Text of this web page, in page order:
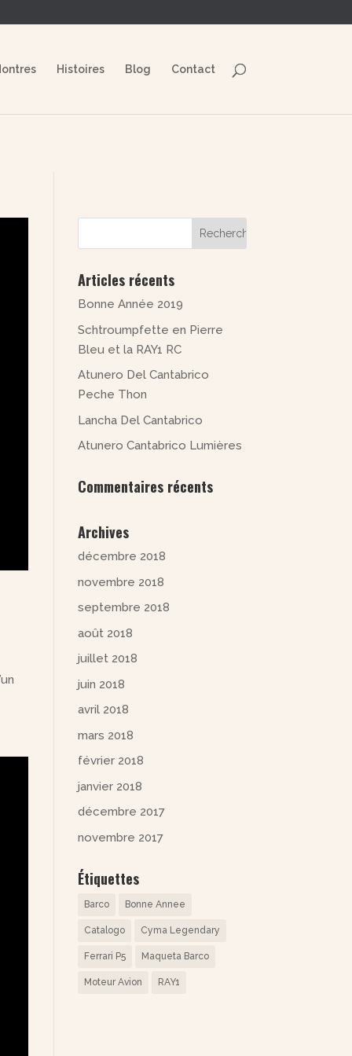
wp-
Histoires Blog Contact
Articles récents
Bonne Année 2019
Schtroumpfette en Pierre
Bleu et la RAY1 RC
Atunero Del Cantabrico
Peche Thon
Lancha Del Cantabrico
Atunero Cantabrico Lumières
Commentaires récents
Archives
décembre 2018
novembre 2018
septembre 2018
août 2018
juillet 2018
juin 2018
avril 2018
mars 2018
février 2018
janvier 2018
décembre 2017
novembre 2017
Étiquettes
Barco Bonne Annee
Catalogo Cyma Legendary
Ferrari P5 Maqueta Barco
Moteur Avion RAY1